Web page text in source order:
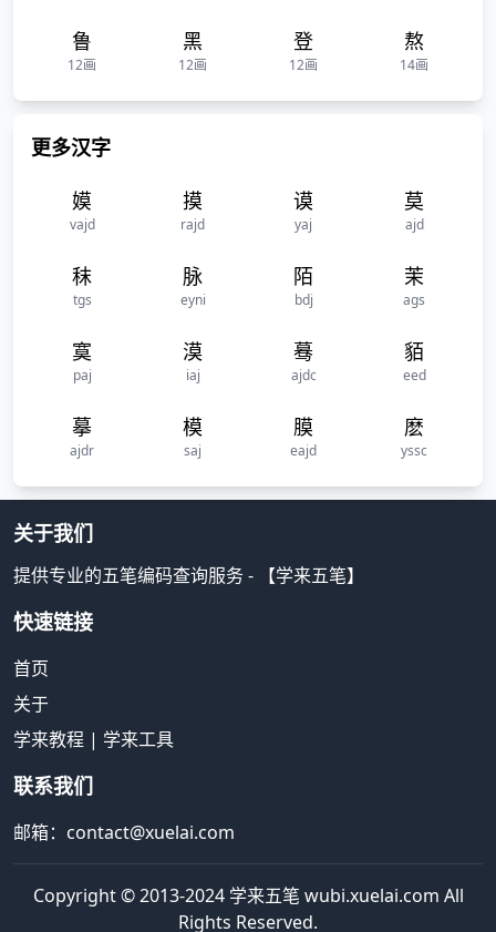
鲁
12画
黑
12画
登
12画
熬
14画
更多汉字
嫫
vajd
摸
rajd
谟
yaj
莫
ajd
秣
tgs
脉
eyni
陌
bdj
茉
ags
寞
paj
漠
iaj
蓦
ajdc
貊
eed
摹
ajdr
模
saj
膜
eajd
麽
yssc
关于我们
提供专业的五笔编码查询服务 - 【学来五笔】
快速链接
首页
关于
学来教程 | 学来工具
联系我们
邮箱：contact@xuelai.com
Copyright © 2013-2024 学来五笔 wubi.xuelai.com All
Rights Reserved.